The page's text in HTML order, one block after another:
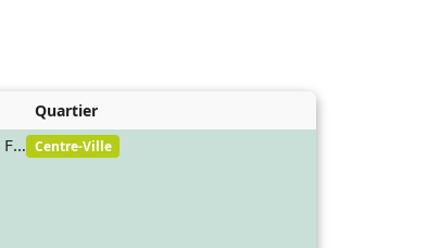
Quartier
6 place Stalingrad 92190 MEUDON France Centre-Ville